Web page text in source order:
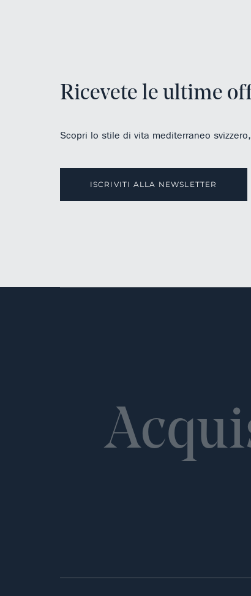
Ricevete le ultime
Scopri lo stile di vita mediterraneo
ISCRIVITI ALLA NEWSLETTER